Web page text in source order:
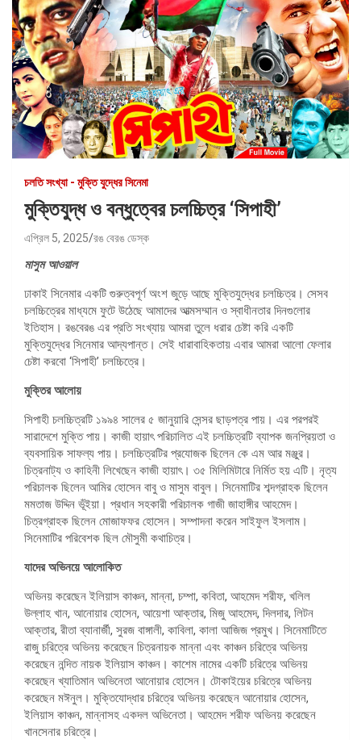
চলতি সংখ্যা - মুক্তি যুদ্ধের সিনেমা
মুক্তিযুদ্ধ ও বন্ধুত্বের চলচ্চিত্র ‘সিপাহী’
এপ্রিল 5, 2025 রঙ বেরঙ ডেস্ক
মাসুম আওয়াল
ঢাকাই সিনেমার একটি গুরুত্বপূর্ণ অংশ জুড়ে আছে মুক্তিযুদ্ধের চলচ্চিত্র। সেসব
চলচ্চিত্রের মাধ্যমে ফুটে উঠেছে আমাদের আত্মসম্মান ও স্বাধীনতার দিনগুলোর
ইতিহাস। রঙবেরঙ এর প্রতি সংখ্যায় আমরা তুলে ধরার চেষ্টা করি একটি
মুক্তিযুদ্ধের সিনেমার আদ্যপান্ত। সেই ধারাবাহিকতায় এবার আমরা আলো ফেলার
চেষ্টা করবো ‘সিপাহী’ চলচ্চিত্রে।
মুক্তির আলোয়
সিপাহী চলচ্চিত্রটি ১৯৯৪ সালের ৫ জানুয়ারি সেন্সর ছাড়পত্র পায়। এর পরপরই
সারাদেশে মুক্তি পায়। কাজী হায়াৎ পরিচালিত এই চলচ্চিত্রটি ব্যাপক জনপ্রিয়তা ও
ব্যবসায়িক সাফল্য পায়। চলচ্চিত্রটির প্রযোজক ছিলেন কে এম আর মঞ্জুর।
চিত্রনাট্য ও কাহিনী লিখেছেন কাজী হায়াৎ। ৩৫ মিলিমিটারে নির্মিত হয় এটি। নৃত্য
পরিচালক ছিলেন আমির হোসেন বাবু ও মাসুম বাবুল। সিনেমাটির শব্দগ্রাহক ছিলেন
মমতাজ উদ্দিন ভূঁইয়া। প্রধান সহকারী পরিচালক গাজী জাহাঙ্গীর আহমেদ।
চিত্রগ্রাহক ছিলেন মোজাফফর হোসেন। সম্পাদনা করেন সাইফুল ইসলাম।
সিনেমাটির পরিবেশক ছিল মৌসুমী কথাচিত্র।
যাদের অভিনয়ে আলোকিত
অভিনয় করেছেন ইলিয়াস কাঞ্চন, মান্না, চম্পা, কবিতা, আহমেদ শরীফ, খলিল
উল্লাহ খান, আনোয়ার হোসেন, আয়েশা আক্তার, মিজু আহমেদ, দিলদার, লিটন
আক্তার, রীতা ব্যানার্জী, সুরজ বাঙ্গালী, কাবিলা, কালা আজিজ প্রমুখ। সিনেমাটিতে
রাজু চরিত্রে অভিনয় করেছেন চিত্রনায়ক মান্না এবং কাঞ্চন চরিত্রে অভিনয়
করেছেন নন্দিত নায়ক ইলিয়াস কাঞ্চন। কাশেম নামের একটি চরিত্রে অভিনয়
করেছেন খ্যাতিমান অভিনেতা আনোয়ার হোসেন। টোকাইয়ের চরিত্রে অভিনয়
করেছেন মঈনুল। মুক্তিযোদ্ধার চরিত্রে অভিনয় করেছেন আনোয়ার হোসেন,
ইলিয়াস কাঞ্চন, মান্নাসহ একদল অভিনেতা। আহমেদ শরীফ অভিনয় করেছেন
খানসেনার চরিত্রে।